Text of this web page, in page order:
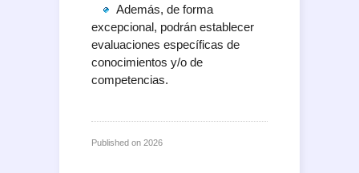
Además, de forma
excepcional, podrán establecer
evaluaciones específicas de
conocimientos y/o de
competencias.
Published on 2026